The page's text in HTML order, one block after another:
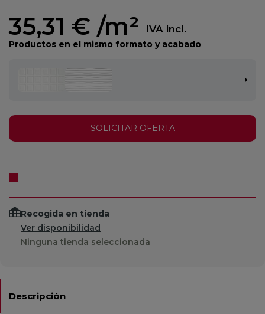
35,31 € /m² IVA incl.
Productos en el mismo formato y acabado
SOLICITAR OFERTA
Recogida en tienda
Ver disponibilidad
Ninguna tienda seleccionada
Descripción